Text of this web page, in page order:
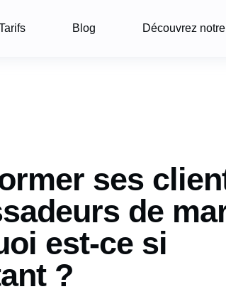
Blog Découvrez
ses
de
est-ce si
?